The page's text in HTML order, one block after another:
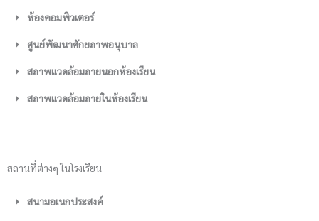
ห้องคอมพิวเตอร์
ศูนย์พัฒนาศักยภาพอนุบาล
สภาพแวดล้อมภายนอกห้องเรียน
สภาพแวดล้อมภายในห้องเรียน
สถานที่ต่างๆ ในโรงเรียน
สนามอเนกประสงค์